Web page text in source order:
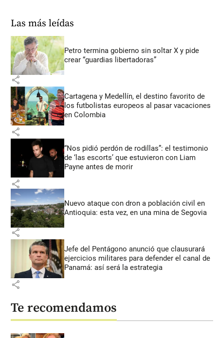
Las más leídas
Petro termina gobierno sin soltar X y pide
crear “guardias libertadoras”
share
Cartagena y Medellín, el destino favorito de
los futbolistas europeos al pasar vacaciones
en Colombia
share
“Nos pidió perdón de rodillas”: el testimonio
de ‘las escorts’ que estuvieron con Liam
Payne antes de morir
share
Nuevo ataque con dron a población civil en
Antioquia: esta vez, en una mina de Segovia
share
Jefe del Pentágono anunció que clausurará
ejercicios militares para defender el canal de
Panamá: así será la estrategia
share
Te recomendamos